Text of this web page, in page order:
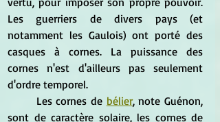
Les guerriers de divers pays (et
notamment les Gaulois) ont porté des
casques à cornes. La puissance des
cornes n'est d'ailleurs pas seulement
d'ordre temporel.
	Les cornes de
bélier, note Guénon,